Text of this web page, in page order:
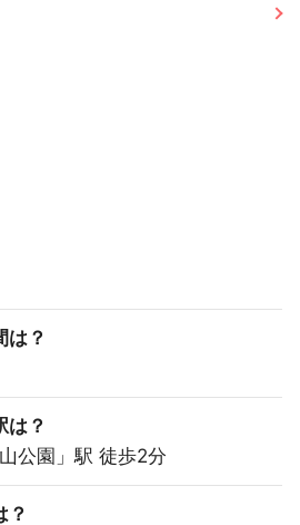
は？
は？
公園」駅 徒歩2分
？